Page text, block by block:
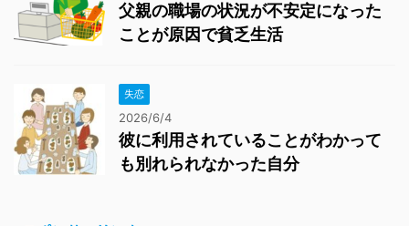
父親の職場の状況が不安定になった
ことが原因で貧乏生活
失恋
2026/6/4
彼に利用されていることがわかって
も別れられなかった自分